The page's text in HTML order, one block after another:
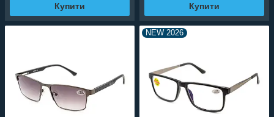
Купити Купити
NEW 2026